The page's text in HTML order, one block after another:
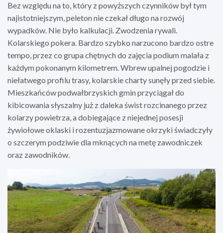
Bez względu na to, który z powyższych czynników był tym
najistotniejszym, peleton nie czekał długo na rozwój
wypadków. Nie było kalkulacji. Zwodzenia rywali.
Kolarskiego pokera. Bardzo szybko narzucono bardzo ostre
tempo, przez co grupa chętnych do zajęcia podium malała z
każdym pokonanym kilometrem. Wbrew upalnej pogodzie i
niełatwego profilu trasy, kolarskie charty sunęły przed siebie.
Mieszkańców podwałbrzyskich gmin przyciągał do
kibicowania słyszalny już z daleka świst rozcinanego przez
kolarzy powietrza, a dobiegające z niejednej posesji
żywiołowe oklaski i rozentuzjazmowane okrzyki świadczyły
o szczerym podziwie dla mknących na metę zawodniczek
oraz zawodników.